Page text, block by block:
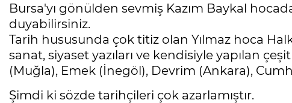
Bursa'yı gönülden sevmiş Kazım Baykal
duyabilirsiniz.
Tarih hususunda çok titiz olan Yılmaz hoca
sanat, siyaset yazıları ve kendisiyle yapılan
(Muğla), Emek (İnegöl), Devrim (Ankara),
Şimdi ki sözde tarihçileri çok azarlamıştır.